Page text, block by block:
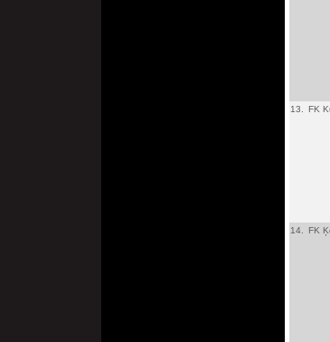
13. FK
14. FK